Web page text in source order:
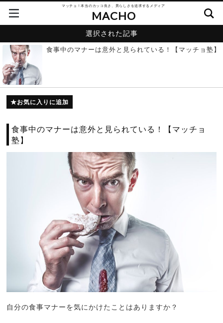
マッチョ！本当のカッコ良さ、男らしさを追求するメディア
MACHO
選択された記事
食事中のマナーは意外と見られている！【マッチョ塾】
お気に入りに追加
食事中のマナーは意外と見られている！【マッチョ
塾】
自分の食事マナーを気にかけたことはありますか？